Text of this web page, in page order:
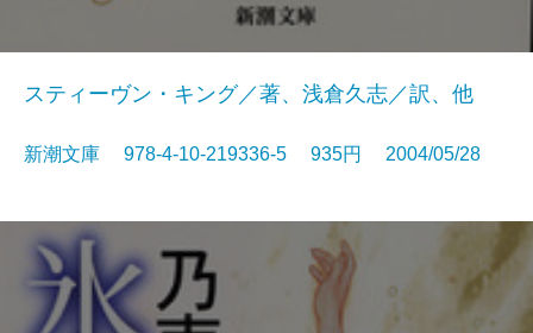
スティーヴン・キング／著、浅倉久志／訳、他
新潮文庫 978-4-10-219336-5 935円 2004/05/28